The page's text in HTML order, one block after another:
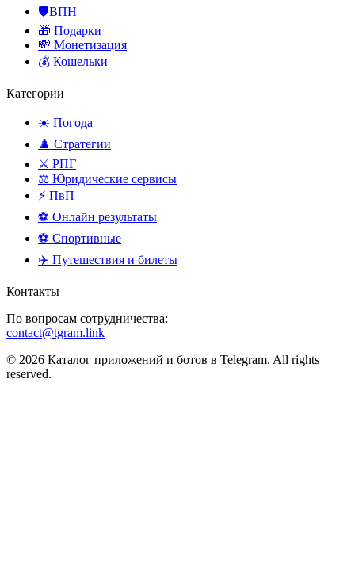
🛡️ВПН
🎁 Подарки
💸 Монетизация
💰 Кошельки
Категории
☀️ Погода
♟️ Стратегии
⚔️ РПГ
⚖️ Юридические сервисы
⚡ ПвП
⚽ Онлайн результаты
⚽ Спортивные
✈️ Путешествия и билеты
Контакты
По вопросам сотрудничества:
contact@tgram.link
© 2026 Каталог приложений и ботов в Telegram. All rights
reserved.